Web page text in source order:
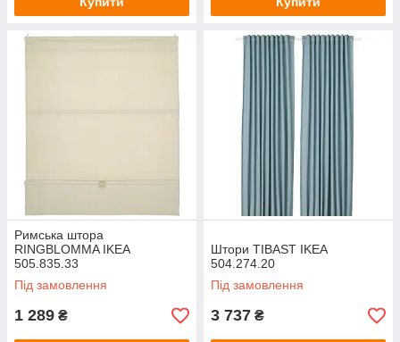
Римська штора
RINGBLOMMA IKEA
505.835.33
Під замовлення
1 289 ₴
Штори TIBAST IKEA
504.274.20
Під замовлення
3 737 ₴